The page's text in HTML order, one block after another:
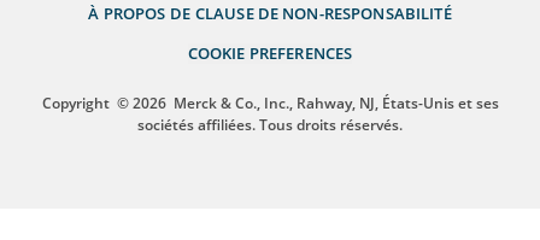
À PROPOS DE CLAUSE DE NON-RESPONSABILITÉ
COOKIE PREFERENCES
Copyright © 2026 Merck & Co., Inc., Rahway, NJ, États-Unis et ses
sociétés affiliées. Tous droits réservés.